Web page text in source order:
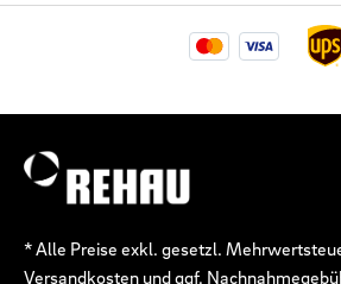
* Alle Preise exkl. gesetzl.
Versandkosten und ggf.